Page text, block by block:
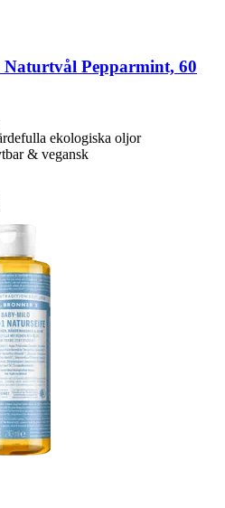
Naturtvål Pepparmint, 60
ekologiska oljor
& vegansk